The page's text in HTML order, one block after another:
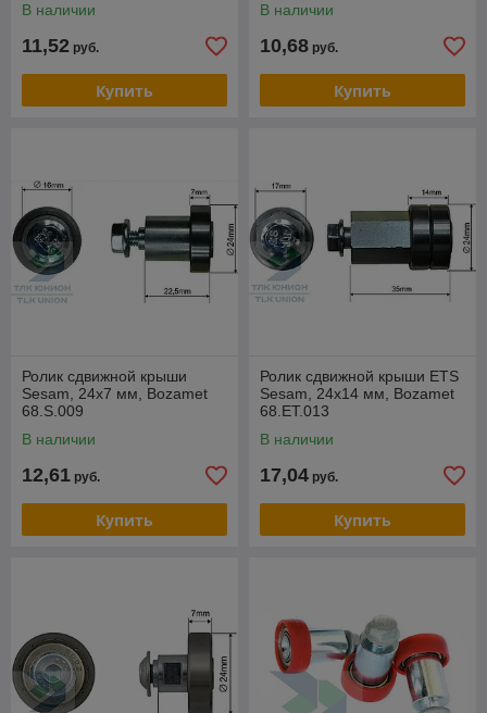
В наличии
11,52 руб.
Купить
В наличии
10,68 руб.
Купить
Ролик сдвижной крыши
Sesam, 24х7 мм, Bozamet
68.S.009
В наличии
12,61 руб.
Купить
Ролик сдвижной крыши ETS
Sesam, 24x14 мм, Bozamet
68.ET.013
В наличии
17,04 руб.
Купить